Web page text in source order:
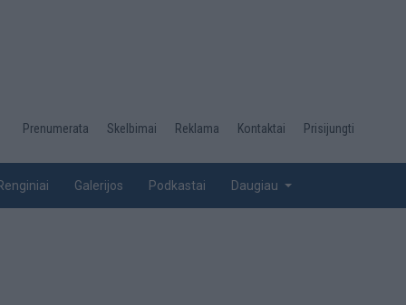
Desktop
top
Prenumerata Skelbimai Reklama Kontaktai Prisijungti
Galerijos Podkastai Daugiau